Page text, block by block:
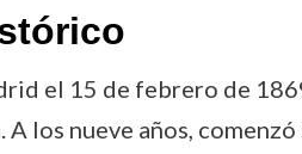
el 15 de febrero de
A los nueve años,